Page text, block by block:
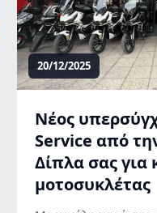
20/12/2025
Νέος
Service από
Δίπλα σας για
μοτοσυκλέτας